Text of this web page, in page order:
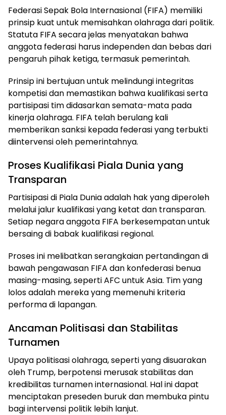
Federasi Sepak Bola Internasional (FIFA) memiliki
prinsip kuat untuk memisahkan olahraga dari politik.
Statuta FIFA secara jelas menyatakan bahwa
anggota federasi harus independen dan bebas dari
pengaruh pihak ketiga, termasuk pemerintah.
Prinsip ini bertujuan untuk melindungi integritas
kompetisi dan memastikan bahwa kualifikasi serta
partisipasi tim didasarkan semata-mata pada
kinerja olahraga. FIFA telah berulang kali
memberikan sanksi kepada federasi yang terbukti
diintervensi oleh pemerintahnya.
Proses Kualifikasi Piala Dunia yang
Transparan
Partisipasi di Piala Dunia adalah hak yang diperoleh
melalui jalur kualifikasi yang ketat dan transparan.
Setiap negara anggota FIFA berkesempatan untuk
bersaing di babak kualifikasi regional.
Proses ini melibatkan serangkaian pertandingan di
bawah pengawasan FIFA dan konfederasi benua
masing-masing, seperti AFC untuk Asia. Tim yang
lolos adalah mereka yang memenuhi kriteria
performa di lapangan.
Ancaman Politisasi dan Stabilitas
Turnamen
Upaya politisasi olahraga, seperti yang disuarakan
oleh Trump, berpotensi merusak stabilitas dan
kredibilitas turnamen internasional. Hal ini dapat
menciptakan preseden buruk dan membuka pintu
bagi intervensi politik lebih lanjut.